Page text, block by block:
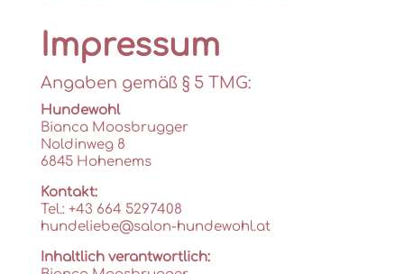
Impressum
Angaben gemäß § 5 TMG:
Hundewohl
Bianca Moosbrugger
Noldinweg 8
6845 Hohenems
Kontakt:
Tel.: +43 664 5297408
hundeliebe@salon-hundewohl.at
Inhaltlich verantwortlich: